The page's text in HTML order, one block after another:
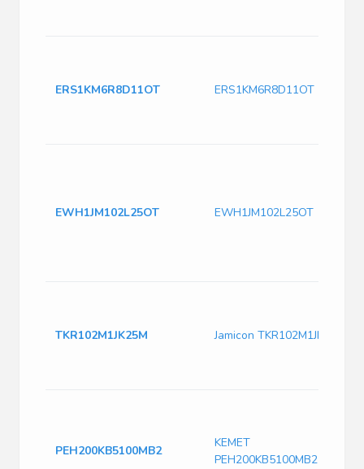
ERS1KM6R8D11OT ERS1KM6R8D11OT
EWH1JM102L25OT EWH1JM102L25OT
TKR102M1JK25M Jamicon TKR102M1JK25M
PEH200KB5100MB2
KEMET
PEH200KB5100MB2